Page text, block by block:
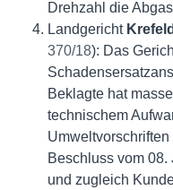
Drehzahl die
LandgerichtKrefeld
370/18): Das
Beklagte hat
technischem
Beschluss vom 08.
und zugleich